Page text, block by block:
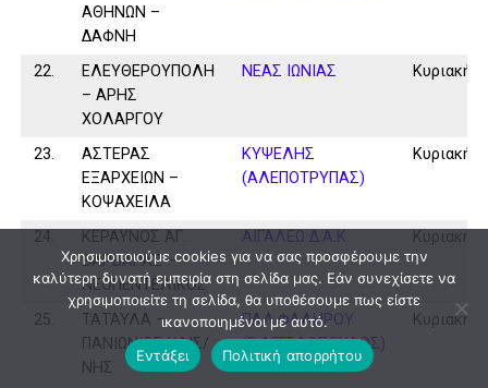
ΑΘΗΝΩΝ –
ΔΑΦΝΗ
22.
ΕΛΕΥΘΕΡΟΥΠΟΛΗ
– ΑΡΗΣ
ΧΟΛΑΡΓΟΥ
ΝΕΑΣ ΙΩΝΙΑΣ Κυριακή
23.
ΑΣΤΕΡΑΣ
ΕΞΑΡΧΕΙΩΝ –
ΚΟΨΑΧΕΙΛΑ
ΚΥΨΕΛΗΣ
(ΑΛΕΠΟΤΡΥΠΑΣ)
Κυριακή
24.
ΚΕΡΑΥΝΟΣ ΑΓ.
ΒΑΡΒΑΡΑΣ –
ΝΕΟΠΕΝΤΕΛΙΚΟΣ
ΑΙΓΑΛΕΩ Δ.Α.Κ. Κυριακή
25.
ΤΑΤΑΥΛΑ –
ΠΑΝΙΩΝΙΟΣ ΚΑΙΣ/
ΝΗΣ
ΠΑΛ.ΦΑΛΗΡΟΥ
(Σ.ΑΓΓΕΛΟΠΟΥΛΟΣ)
Κυριακή
Χρησιμοποιούμε cookies για να σας προσφέρουμε την
καλύτερη δυνατή εμπειρία στη σελίδα μας. Εάν συνεχίσετε να
χρησιμοποιείτε τη σελίδα, θα υποθέσουμε πως είστε
ικανοποιημένοι με αυτό.
Εντάξει
Πολιτική απορρήτου